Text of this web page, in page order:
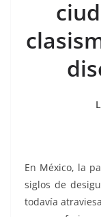
o
o
En México, la
siglos de
todavía